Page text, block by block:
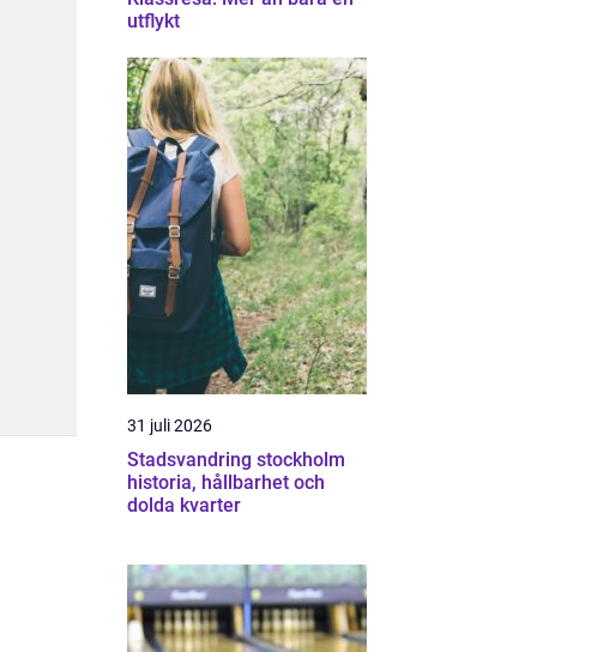
utflykt
31 juli 2026
Stadsvandring stockholm
historia, hållbarhet och
dolda kvarter